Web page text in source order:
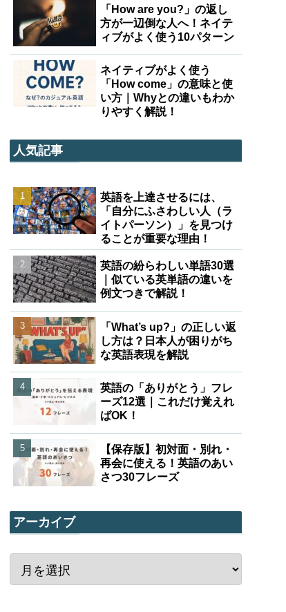
「How are you?」の返し
方が一辺倒な人へ！ネイテ
ィブがよく使う10パターン
ネイティブがよく使う
「How come」の意味と使
い方｜Whyとの違いもわか
りやすく解説！
人気記事
英語を上達させるには、
「自分にふさわしい人（ラ
イトパーソン）」を見つけ
ることが重要な理由！
英語の紛らわしい単語30選
｜似ている英単語の違いを
例文つきで解説！
「What’s up?」の正しい返
し方は？日本人が困りがち
な英語表現を解説
英語の「ありがとう」フレ
ーズ12選｜これだけ覚えれ
ばOK！
【保存版】初対面・別れ・
再会に使える！英語のあい
さつ30フレーズ
アーカイブ